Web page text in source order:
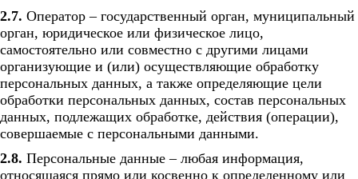
2.7. Оператор – государственный орган, муниципальный
орган, юридическое или физическое лицо,
самостоятельно или совместно с другими лицами
организующие и (или) осуществляющие обработку
персональных данных, а также определяющие цели
обработки персональных данных, состав персональных
данных, подлежащих обработке, действия (операции),
совершаемые с персональными данными.
2.8. Персональные данные – любая информация,
относящаяся прямо или косвенно к определенному или